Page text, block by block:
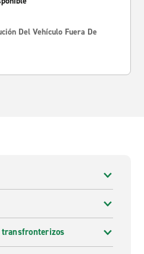
Del Vehículo Fuera De